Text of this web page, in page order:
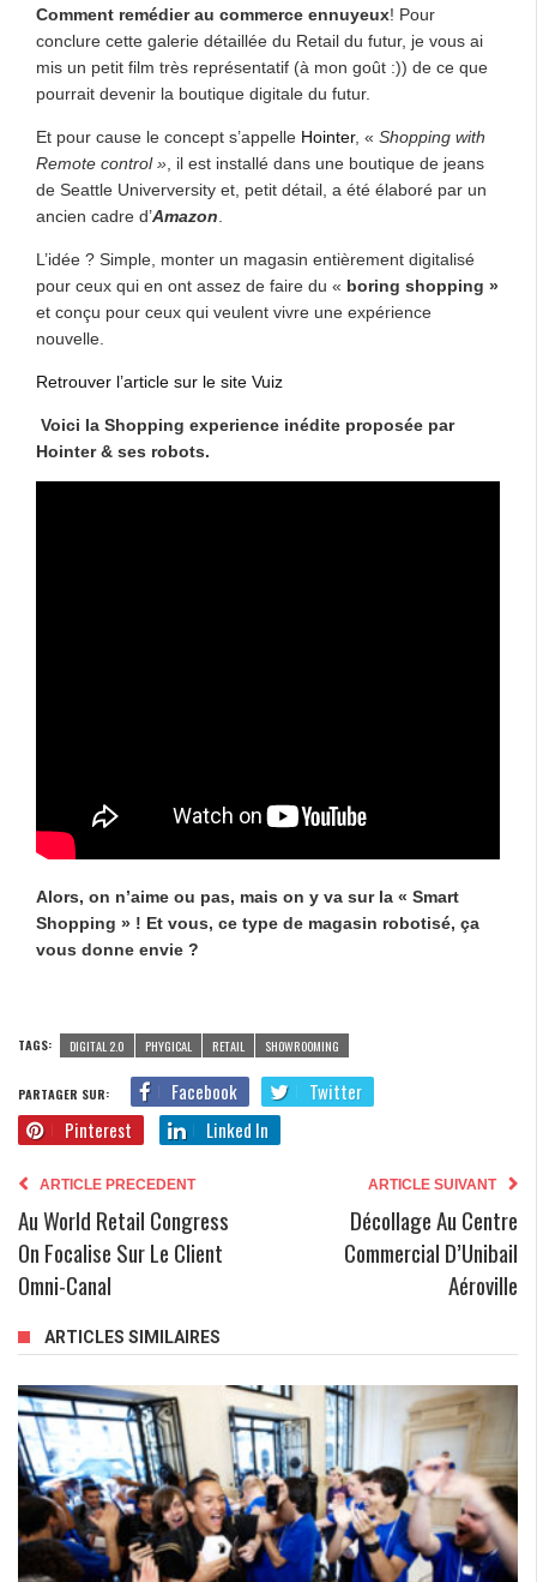
Comment remédier au commerce ennuyeux! Pour
conclure cette galerie détaillée du Retail du futur, je vous ai
mis un petit film très représentatif (à mon goût :)) de ce que
pourrait devenir la boutique digitale du futur.
Et pour cause le concept s’appelle Hointer, « Shopping with
Remote control » , il est installé dans une boutique de jeans
de Seattle Univerversity et, petit détail, a été élaboré par un
ancien cadre d’Amazon
L’idée ? Simple, monter un magasin entièrement digitalisé
pour ceux qui en ont assez de faire du « boring shopping »
et conçu pour ceux qui veulent vivre une expérience
nouvelle.
Retrouver l’article sur le site Vuiz
Voici la Shopping experience inédite proposée par
Hointer & ses robots.
Alors, on n’aime ou pas, mais on y va sur la « Smart
Shopping » ! Et vous, ce type de magasin robotisé, ça
vous donne envie ?
TAGS: DIGITAL 2.0 PHYGICAL RETAIL SHOWROOMING
PARTAGER SUR: Facebook
Twitter
Pinterest
Linked In
ARTICLE PRECEDENT
Au World Retail Congress
On Focalise Sur Le Client
Omni-Canal
ARTICLE SUIVANT
Décollage Au Centre
Commercial D’Unibail
Aéroville
ARTICLES SIMILAIRES